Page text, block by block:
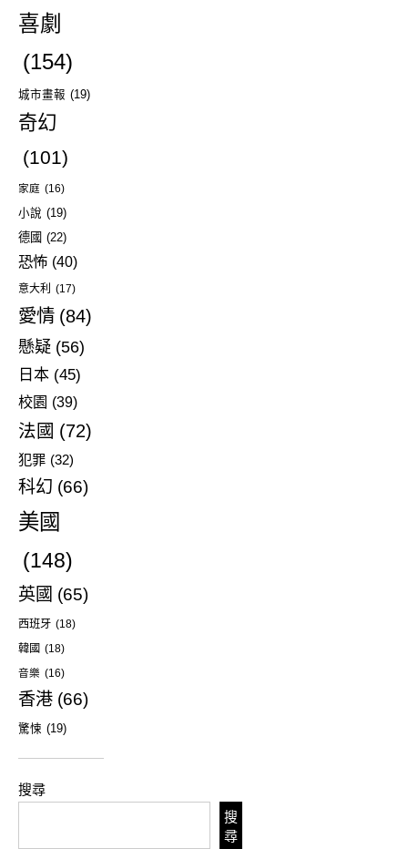
喜劇
(154)
城市畫報 (19)
奇幻
(101)
家庭 (16)
小說 (19)
德國 (22)
恐怖 (40)
意大利 (17)
愛情 (84)
懸疑 (56)
日本 (45)
校園 (39)
法國 (72)
犯罪 (32)
科幻 (66)
美國
(148)
英國 (65)
西班牙 (18)
韓國 (18)
音樂 (16)
香港 (66)
驚悚 (19)
搜尋
搜
尋